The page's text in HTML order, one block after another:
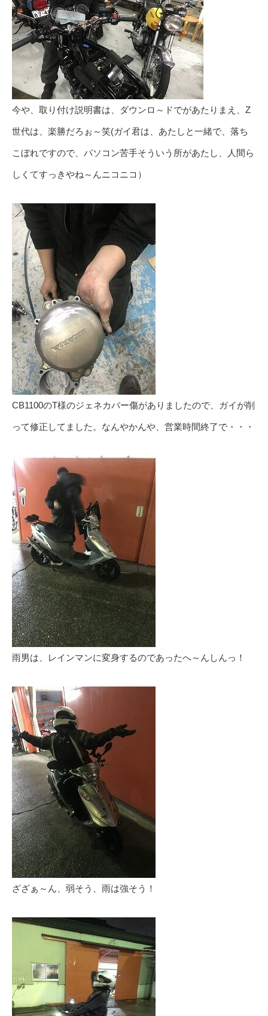
今や、取り付け説明書は、ダウンロ～ドでがあたりまえ、Z
世代は、楽勝だろぉ～笑(ガイ君は、あたしと一緒で、落ち
こぼれですので、パソコン苦手そういう所があたし、人間ら
しくてすっきやね～んニコニコ）
CB1100のT様のジェネカバー傷がありましたので、ガイが削
って修正してました。なんやかんや、営業時間終了で・・・
雨男は、レインマンに変身するのであったへ～んしんっ！
ざざぁ～ん、弱そう、雨は強そう！